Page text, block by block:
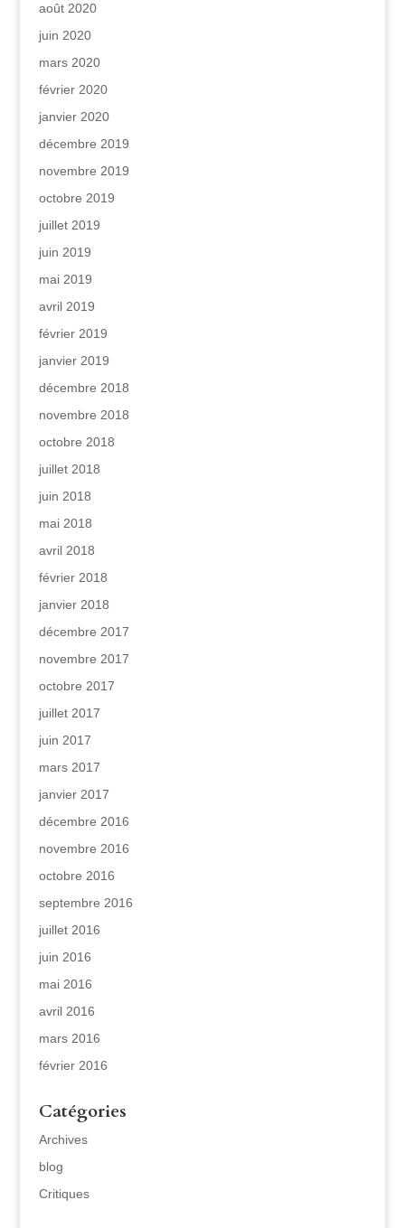
août 2020
juin 2020
mars 2020
février 2020
janvier 2020
décembre 2019
novembre 2019
octobre 2019
juillet 2019
juin 2019
mai 2019
avril 2019
février 2019
janvier 2019
décembre 2018
novembre 2018
octobre 2018
juillet 2018
juin 2018
mai 2018
avril 2018
février 2018
janvier 2018
décembre 2017
novembre 2017
octobre 2017
juillet 2017
juin 2017
mars 2017
janvier 2017
décembre 2016
novembre 2016
octobre 2016
septembre 2016
juillet 2016
juin 2016
mai 2016
avril 2016
mars 2016
février 2016
Catégories
Archives
blog
Critiques